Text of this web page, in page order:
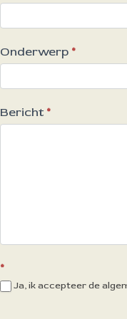
Onderwerp *
Bericht *
*
Ja, ik accepteer de